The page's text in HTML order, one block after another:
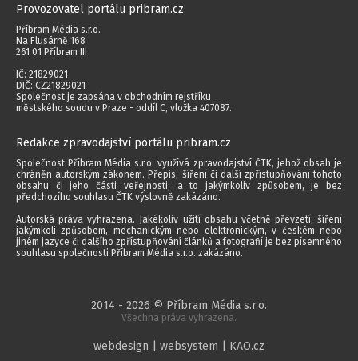
Provozovatel portálu pribram.cz
Příbram Média s.r.o.
Na Flusárně 168
261 01 Příbram III
IČ: 21829021
DIČ: CZ21829021
Společnost je zapsána v obchodním rejstříku
městského soudu v Praze - oddíl C, vložka 407087.
Redakce zpravodajství portálu pribram.cz
Společnost Příbram Média s.r.o. využívá zpravodajství ČTK, jehož obsah je
chráněn autorským zákonem. Přepis, šíření či další zpřístupňování tohoto
obsahu či jeho části veřejnosti, a to jakýmkoliv způsobem, je bez
předchozího souhlasu ČTK výslovně zakázáno.
Autorská práva vyhrazena. Jakékoliv užití obsahu včetně převzetí, šíření
jakýmkoli způsobem, mechanickým nebo elektronickým, v českém nebo
jiném jazyce či dalšího zpřístupňování článků a fotografií je bez písemného
souhlasu společnosti Příbram Média s.r.o. zakázáno.
2014 - 2026 © Příbram Média s.r.o.
Všechna práva vyhrazena.
webdesign | websystem | KAO.cz